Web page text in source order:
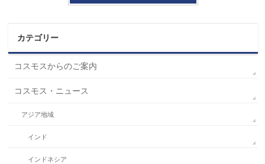
カテゴリー
コスモスからのご案内
コスモス・ニュース
アジア地域
インド
インドネシア